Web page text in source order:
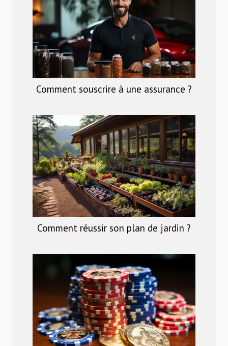
Comment souscrire à une assurance ?
Comment réussir son plan de jardin ?